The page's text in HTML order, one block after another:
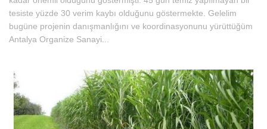
tesiste yüzde 30 verim kaybı olduğunu göstermekte. Gelelim
bugüne projenin danışmanlığını ve koordinasyonunu yürüttüğüm
Antalya Organize Sanayi...